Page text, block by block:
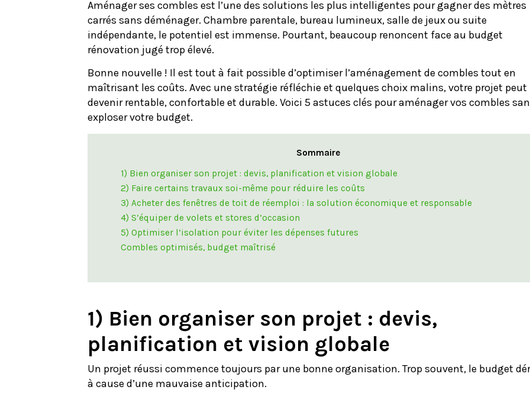
Aménager ses combles est l’une des solutions les plus intelligentes pour gagner des mètres
carrés sans déménager. Chambre parentale, bureau lumineux, salle de jeux ou suite
indépendante, le potentiel est immense. Pourtant, beaucoup renoncent face au budget
rénovation jugé trop élevé.
Bonne nouvelle ! Il est tout à fait possible d’optimiser l’aménagement de combles tout en
maîtrisant les coûts. Avec une stratégie réfléchie et quelques choix malins, votre projet peut
devenir rentable, confortable et durable. Voici 5 astuces clés pour aménager vos combles
exploser votre budget.
Sommaire
1) Bien organiser son projet : devis, planification et vision globale
2) Faire certains travaux soi-même pour réduire les coûts
3) Acheter des fenêtres de toit de réemploi : la solution économique et responsable
4) S’équiper de volets et stores d’occasion
5) Optimiser l’isolation pour éviter les dépenses futures
Combles optimisés, budget maîtrisé
1) Bien organiser son projet : devis,
planification et vision globale
Un projet réussi commence toujours par une bonne organisation. Trop souvent, le budget
à cause d’une mauvaise anticipation.